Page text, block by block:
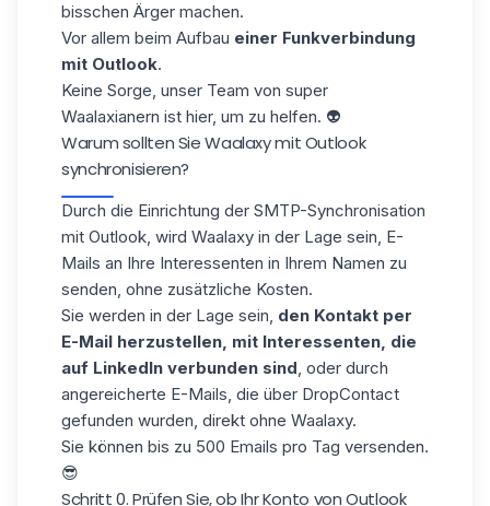
bisschen Ärger machen.
Vor allem beim Aufbau einer Funkverbindung
mit Outlook.
Keine Sorge, unser Team von super
Waalaxianern ist hier, um zu helfen. 👽
Warum sollten Sie Waalaxy mit Outlook
synchronisieren?
Durch die Einrichtung der SMTP-Synchronisation
mit Outlook, wird Waalaxy in der Lage sein, E-
Mails an Ihre Interessenten in Ihrem Namen zu
senden, ohne zusätzliche Kosten.
Sie werden in der Lage sein, den Kontakt per
E-Mail herzustellen, mit Interessenten, die
auf LinkedIn verbunden sind, oder durch
angereicherte E-Mails, die über DropContact
gefunden wurden, direkt ohne Waalaxy.
Sie können bis zu 500 Emails pro Tag versenden.
😎
Schritt 0. Prüfen Sie, ob Ihr Konto von Outlook